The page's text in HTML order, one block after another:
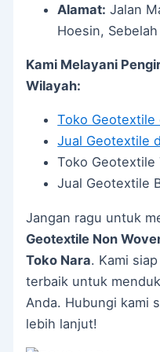
Alamat: Jalan
Hoesin,
Kami Melayani
Wilayah:
Toko Geotextile
Jual Geotextile
Toko Geotextile
Jual Geotextile
Jangan ragu untuk
Geotextile Non
Toko Nara. Kami
terbaik untuk
Anda. Hubungi kami
lebih lanjut!